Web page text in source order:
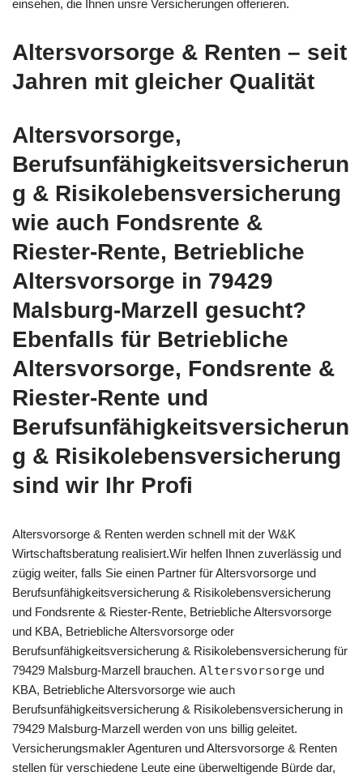
einsehen, die Ihnen unsre Versicherungen offerieren.
Altersvorsorge & Renten – seit
Jahren mit gleicher Qualität
Altersvorsorge,
Berufsunfähigkeitsversicherun
g & Risikolebensversicherung
wie auch Fondsrente &
Riester-Rente, Betriebliche
Altersvorsorge in 79429
Malsburg-Marzell gesucht?
Ebenfalls für Betriebliche
Altersvorsorge, Fondsrente &
Riester-Rente und
Berufsunfähigkeitsversicherun
g & Risikolebensversicherung
sind wir Ihr Profi
Altersvorsorge & Renten werden schnell mit der W&K
Wirtschaftsberatung realisiert.Wir helfen Ihnen zuverlässig und
zügig weiter, falls Sie einen Partner für Altersvorsorge und
Berufsunfähigkeitsversicherung & Risikolebensversicherung
und Fondsrente & Riester-Rente, Betriebliche Altersvorsorge
und KBA, Betriebliche Altersvorsorge oder
Berufsunfähigkeitsversicherung & Risikolebensversicherung für
79429 Malsburg-Marzell brauchen. Altersvorsorge und
KBA, Betriebliche Altersvorsorge wie auch
Berufsunfähigkeitsversicherung & Risikolebensversicherung in
79429 Malsburg-Marzell werden von uns billig geleitet.
Versicherungsmakler Agenturen und Altersvorsorge & Renten
stellen für verschiedene Leute eine überweltigende Bürde dar,